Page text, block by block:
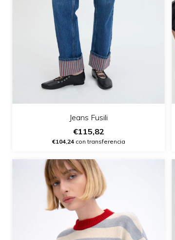
Jeans Fusili
€115,82
€104,24con transferencia